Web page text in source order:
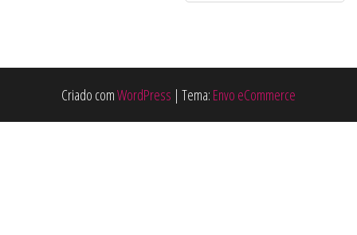
Criado comWordPress | Tema: Envo eCommerce